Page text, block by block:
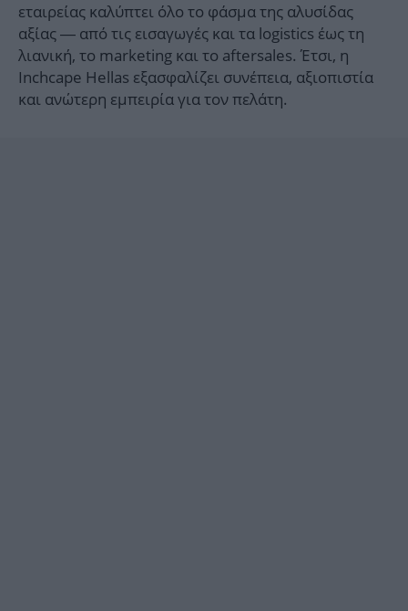
εταιρείας καλύπτει όλο το φάσμα της αλυσίδας
αξίας — από τις εισαγωγές και τα logistics έως τη
λιανική, το marketing και το aftersales. Έτσι, η
Inchcape Hellas εξασφαλίζει συνέπεια, αξιοπιστία
και ανώτερη εμπειρία για τον πελάτη.